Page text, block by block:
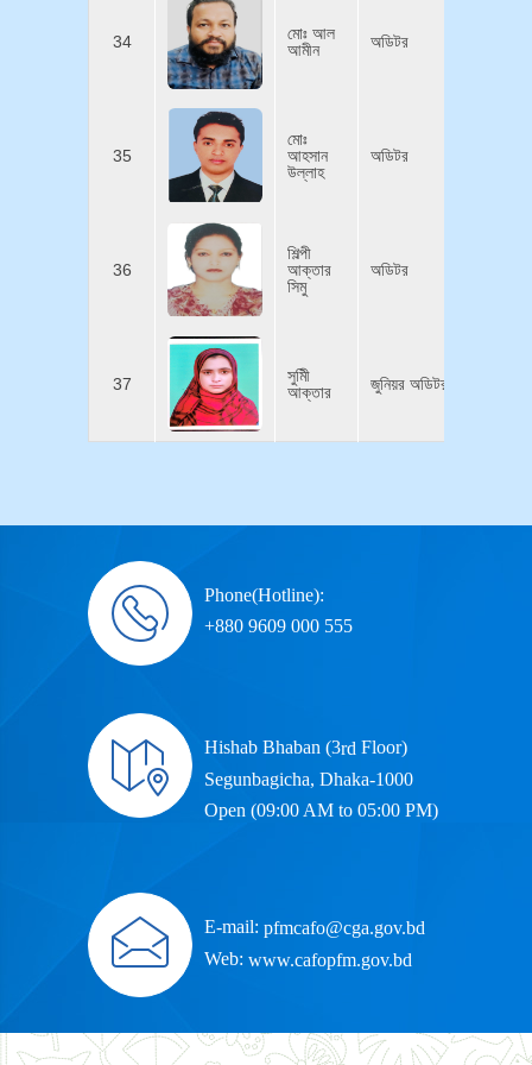
34
মোঃ আল
আমীন
অডিটর
35
মোঃ
আহসান
উল্লাহ
অডিটর
36
শিল্পী
আক্তার
সিমু
অডিটর
37
সুমিী
আক্তার
জুনিয়র অডিটর
Phone(Hotline):
+880 9609 000 555
Hishab Bhaban (3rd Floor)
Segunbagicha, Dhaka-1000
Open (09:00 AM to 05:00 PM)
E-mail: pfmcafo@cga.gov.bd
Web: www.cafopfm.gov.bd